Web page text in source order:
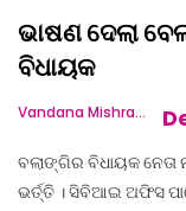
ଭାଷଣ ଦେଲା
ବିଧାୟକ
Vandana Mishra
ବଲାଙ୍ଗିର ବିଧାୟକ
ଭର୍ତ୍ତି । ସିବିଆଇ ଅଫିସ